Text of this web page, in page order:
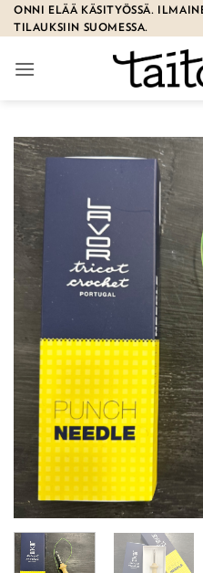
Skip
to
ONNI ELÄÄ KÄSITYÖSSÄ.
TILAUKSIIN SUOMESSA.